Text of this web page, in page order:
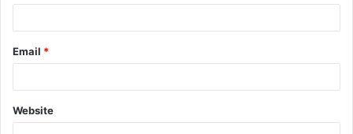
Email *
Website